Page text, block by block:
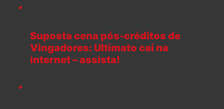
Suposta cena pós-créditos de
Vingadores: Ultimato cai na
internet – assista!